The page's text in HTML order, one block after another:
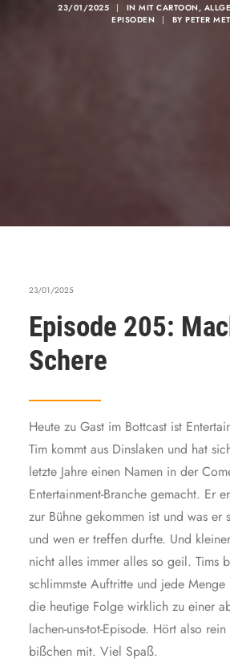
23/01/2025 | IN MIT CARTOON,
EPISODEN
| BY PETER
23/01/2025
Episode 205:
Schere
Heute zu Gast im Bottcast ist
Tim kommt aus Dinslaken und hat
letzte Jahre einen Namen in der
Entertainment-Branche gemacht. Er
zur Bühne gekommen ist und was er
und wen er treffen durfte. Und
nicht alles immer alles so geil. Tims
schlimmste Auftritte und jede Menge
die heutige Folge wirklich zu einer
lachen-uns-tot-Episode. Hört also
bißchen mit. Viel Spaß.